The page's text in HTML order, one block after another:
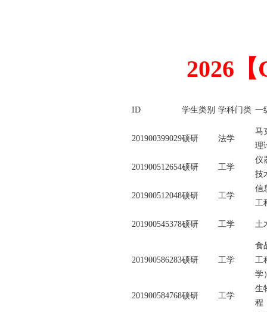
2026
ID 学生类别 学科门类 一
201900399029硕研 法学
马
理
201900512654硕研 工学
仪
技
201900512048硕研 工学
信
工
201900545378硕研 工学 土
201900586283硕研 工学
食
工
学
201900584768硕研 工学
生
程